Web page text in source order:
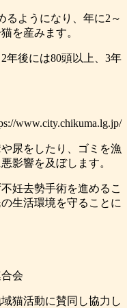
るようになり、年に2～
を産みます。
年後には80頭以上、3年
www.city.chikuma.lg.jp/
尿をしたり、ゴミを漁
影響を及ぼします。
妊去勢手術を進めるこ
生活環境を守ることに
猫活動に賛同し協力し